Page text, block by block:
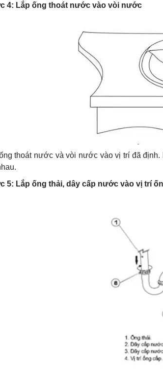
4: Lắp ống thoát nước vào vòi nước
thoát nước và vòi nước vào vị trí đã
5: Lắp ống thải, dây cấp nước vào vị trí